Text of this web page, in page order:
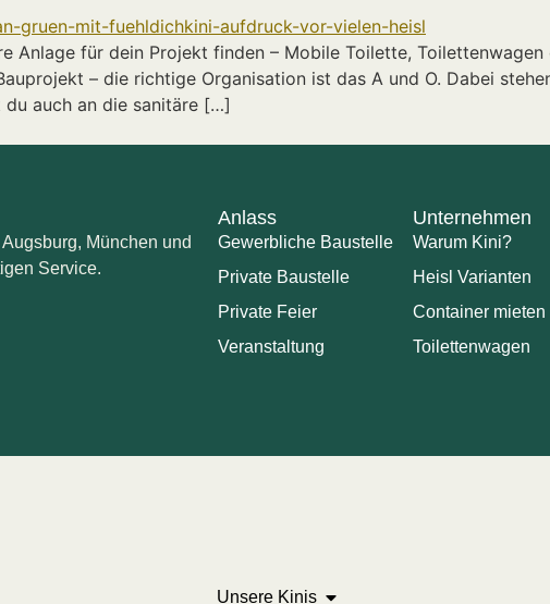
Anlage für dein Projekt finden – Mobile Toilette,
– die richtige Organisation ist das A und O. Dabei
auch an die sanitäre […]
München und
Service.
Anlass
Gewerbliche Baustelle
Private Baustelle
Private Feier
Veranstaltung
Unternehmen
Warum Kini?
Heisl Varianten
Container mieten
Toilettenwagen
Unsere Kinis